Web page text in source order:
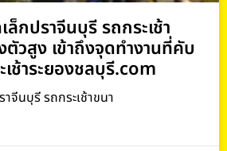
ล็กปราจีนบุรี รถกระเช้า
วสูง เข้าถึงจุดทำงานที่คับ
ช้าระยองชลบุรี.com
จีนบุรี รถกระเช้าขนา